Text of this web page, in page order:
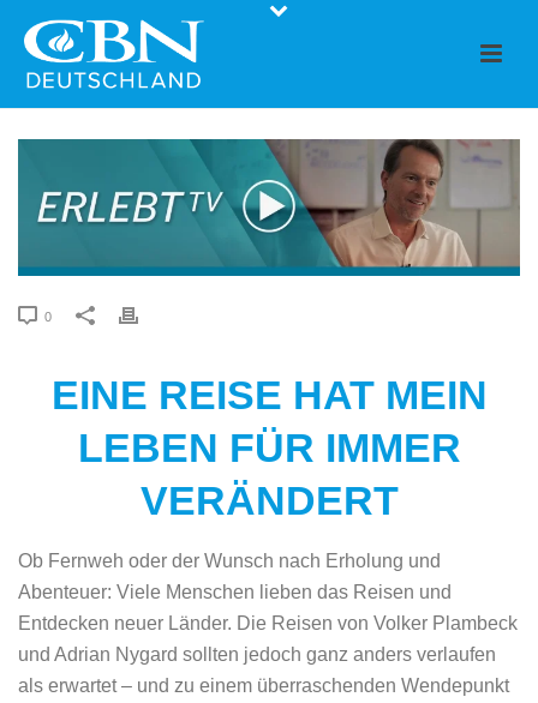
0
EINE REISE HAT MEIN
LEBEN FÜR IMMER
VERÄNDERT
Ob Fernweh oder der Wunsch nach Erholung und
Abenteuer: Viele Menschen lieben das Reisen und
Entdecken neuer Länder. Die Reisen von Volker Plambeck
und Adrian Nygard sollten jedoch ganz anders verlaufen
als erwartet – und zu einem überraschenden Wendepunkt